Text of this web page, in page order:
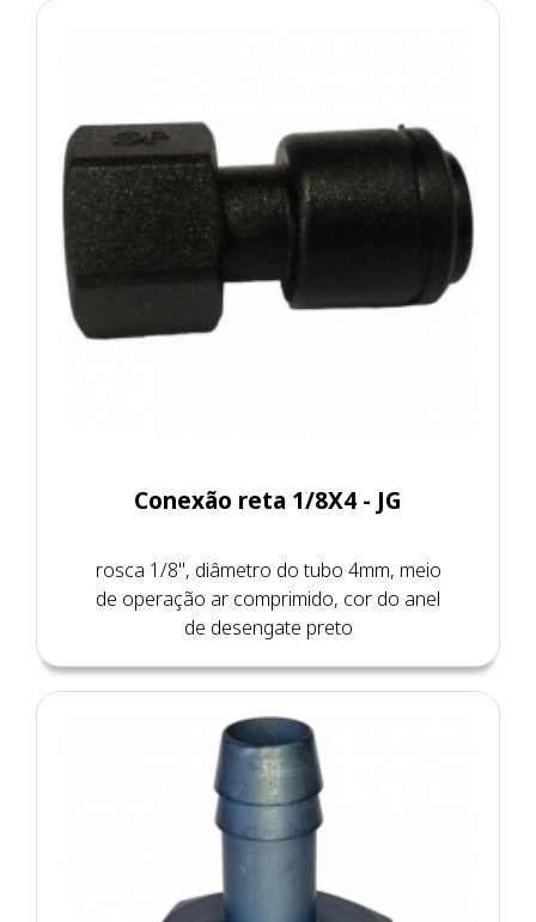
Conexão reta 1/8X4 - JG
rosca 1/8", diâmetro do tubo 4mm, meio
de operação ar comprimido, cor do anel
de desengate preto